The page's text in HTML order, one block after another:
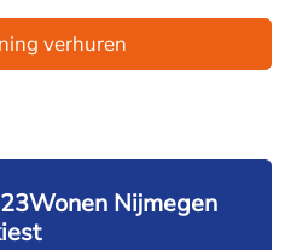
verhuren
Nijmegen